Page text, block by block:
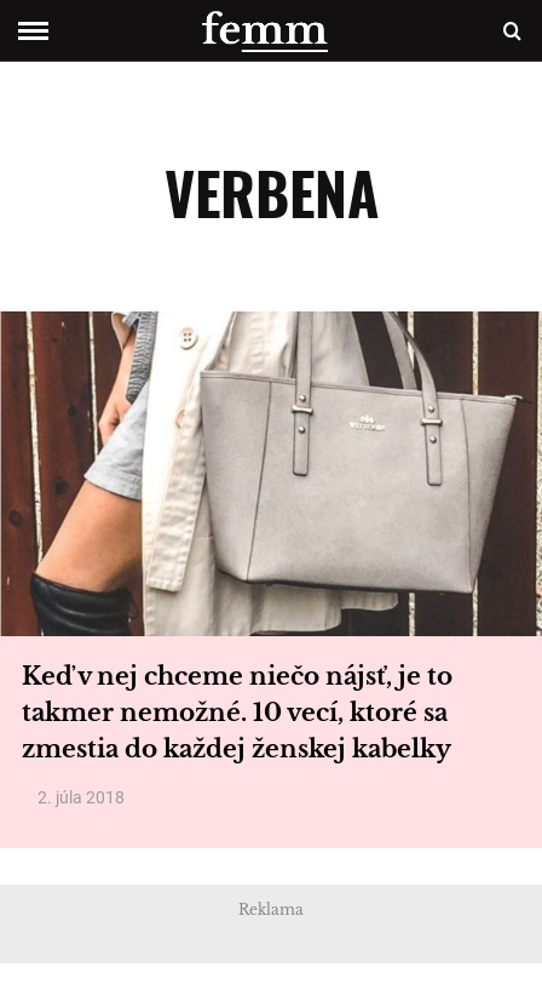
VERBENA
Keď v nej chceme niečo nájsť, je to
takmer nemožné. 10 vecí, ktoré sa
zmestia do každej ženskej kabelky
2. júla 2018
Reklama